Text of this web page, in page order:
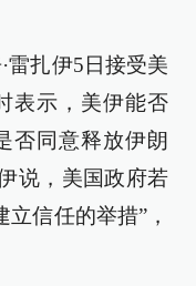
雷扎伊5日接受美
表示，美伊能否
否同意释放伊朗
说，美国政府若
信任的举措”，